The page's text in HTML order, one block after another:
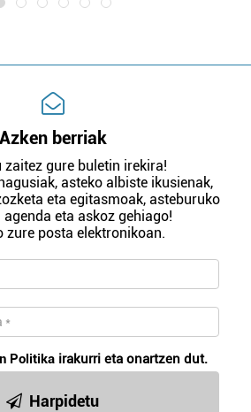
Azken berriak
zaitez gure buletin irekira!
asteko albiste ikusienak,
eta egitasmoak, asteburuko
eta askoz gehiago!
zure posta elektronikoan.
Politika irakurri eta onartzen dut.
Harpidetu